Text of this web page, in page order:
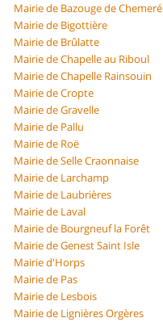
Mairie de Bazouge de Chemeré
Mairie de Bigottière
Mairie de Brûlatte
Mairie de Chapelle au Riboul
Mairie de Chapelle Rainsouin
Mairie de Cropte
Mairie de Gravelle
Mairie de Pallu
Mairie de Roë
Mairie de Selle Craonnaise
Mairie de Larchamp
Mairie de Laubrières
Mairie de Laval
Mairie de Bourgneuf la Forêt
Mairie de Genest Saint Isle
Mairie d'Horps
Mairie de Pas
Mairie de Lesbois
Mairie de Lignières Orgères